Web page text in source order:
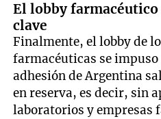
El lobby farmacéutico
clave
Finalmente, el lobby de
farmacéuticas se impuso
adhesión de Argentina
en reserva, es decir, sin
laboratorios y empresas